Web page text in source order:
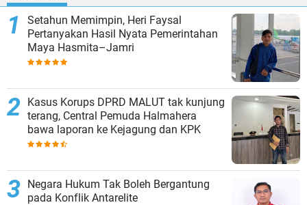
Setahun Memimpin, Heri Faysal
Pertanyakan Hasil Nyata Pemerintahan
Maya Hasmita–Jamri
Kasus Korups DPRD MALUT tak kunjung
terang, Central Pemuda Halmahera
bawa laporan ke Kejagung dan KPK
Negara Hukum Tak Boleh Bergantung
pada Konflik Antarelite